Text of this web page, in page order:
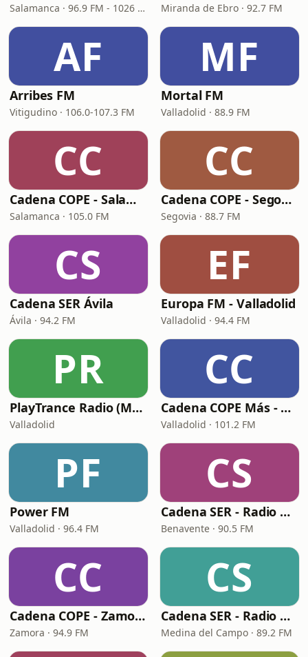
Salamanca · 96.9 FM - 1026 AM Miranda de Ebro · 92.7 FM
AF
Arribes FM
Vitigudino · 106.0-107.3 FM
MF
Mortal FM
Valladolid · 88.9 FM
CC
Cadena COPE - Salamanca
Salamanca · 105.0 FM
CC
Cadena COPE - Segovia
Segovia · 88.7 FM
CS
Cadena SER Ávila
Ávila · 94.2 FM
EF
Europa FM - Valladolid
Valladolid · 94.4 FM
PR
PlayTrance Radio (Main Channel)
Valladolid
CC
Cadena COPE Más - Valladolid
Valladolid · 101.2 FM
PF
Power FM
Valladolid · 96.4 FM
CS
Cadena SER - Radio Benavente
Benavente · 90.5 FM
CC
Cadena COPE - Zamora
Zamora · 94.9 FM
CS
Cadena SER - Radio Medina
Medina del Campo · 89.2 FM